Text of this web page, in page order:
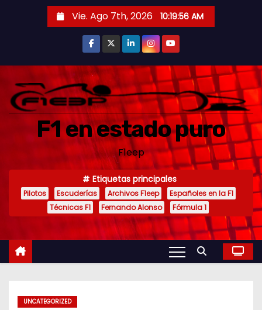
i
Vie. Ago 7th, 2026 10:19:57 AM
F1 en estado puro
F1eep
Etiquetas principales
Pilotos Escuderías Archivos F1eep
Españoles en la F1
Técnicas F1
Fernando Alonso Fórmula 1
UNCATEGORIZED